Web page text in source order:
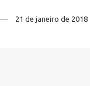
21 de janeiro de 2018